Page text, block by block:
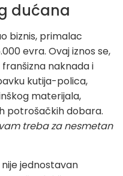
dućana
biznis, primalac
evra. Ovaj iznos se,
naknada i
kutija-polica,
materijala,
potrošačkih dobara.
treba za nesmetan
jednostavan